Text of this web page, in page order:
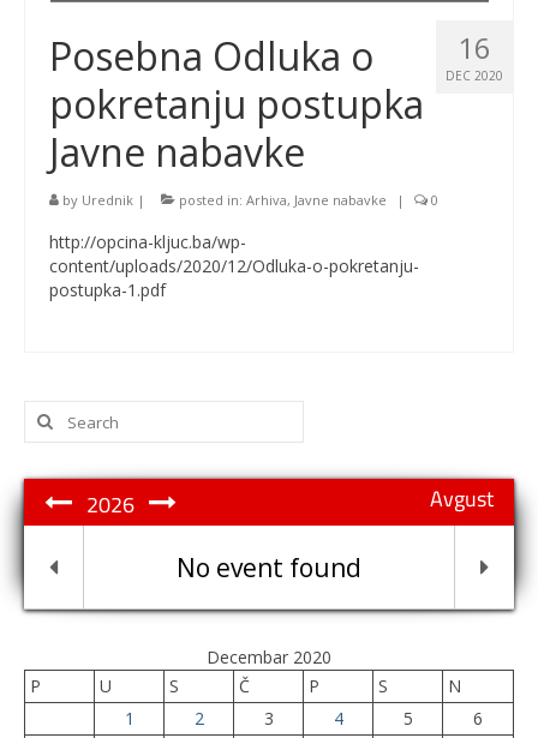
16
DEC 2020
Posebna Odluka o
pokretanju postupka
Javne nabavke
by Urednik | posted in: Arhiva, Javne nabavke | 0
http://opcina-kljuc.ba/wp-
content/uploads/2020/12/Odluka-o-pokretanju-
postupka-1.pdf
Search
for:
Avgust
2026
No event found
Decembar 2020
P
U S Č P S
N
1
2 3 4 5
6